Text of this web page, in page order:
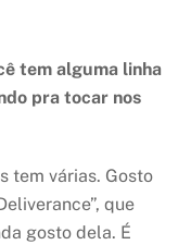
tem alguma linha
pra tocar nos
tem várias. Gosto
que
gosto dela. É